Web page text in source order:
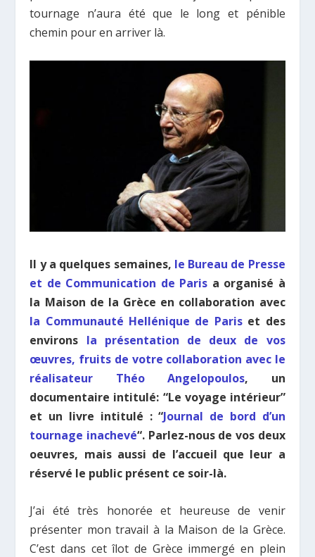
tournage n’aura été que le long et pénible
chemin pour en arriver là.
Il y a quelques semaines, le Bureau de Presse
et de Communication de Paris a organisé à
la Maison de la Grèce en collaboration avec
la Communauté Hellénique de Pariset des
environs la présentation de deux de vos
œuvres, fruits de votre collaboration avec le
réalisateur Théo Angelopoulos, un
documentaire intitulé: “Le voyage intérieur”
et un livre intitulé : “Journal de bord d’un
tournage inachevé“. Parlez-nous de vos deux
oeuvres, mais aussi de l’accueil que leur a
réservé le public présent ce soir-là.
J’ai été très honorée et heureuse de venir
présenter mon travail à la Maison de la Grèce.
C’est dans cet îlot de Grèce immergé en plein